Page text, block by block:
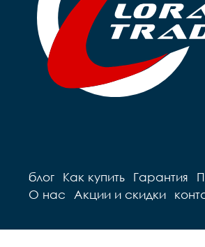
блог Как купить Гарантия
О нас
Акции и скидки